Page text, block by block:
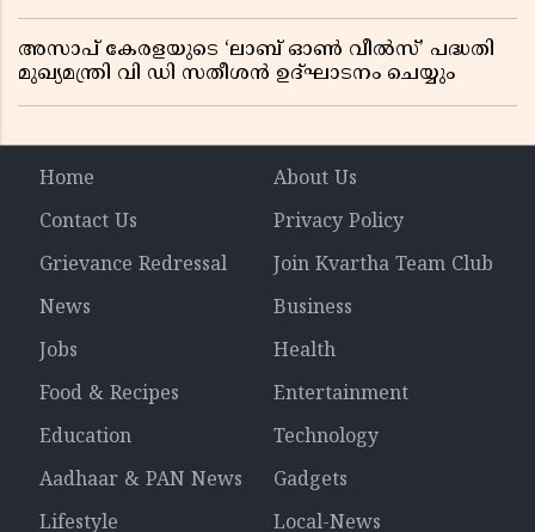
അസാപ് കേരളയുടെ ‘ലാബ് ഓൺ വീൽസ്’ പദ്ധതി
മുഖ്യമന്ത്രി വി ഡി സതീശൻ ഉദ്ഘാടനം ചെയ്യും
Home
About Us
Contact Us
Privacy Policy
Grievance Redressal
Join Kvartha Team Club
News
Business
Jobs
Health
Food & Recipes
Entertainment
Education
Technology
Aadhaar & PAN News
Gadgets
Lifestyle
Local-News